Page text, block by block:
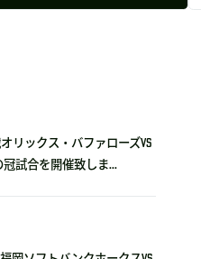
リックス・バファローズvs
試合を開催致しま...